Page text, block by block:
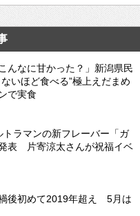
んなに甘かった？」新潟県民
いほど食べる”極上えだまめ
で実食
トラマンの新フレーバー「ガ
表 片寄涼太さんが祝福イベ
後初めて2019年超え 5月は